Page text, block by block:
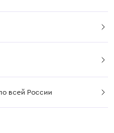
всей России